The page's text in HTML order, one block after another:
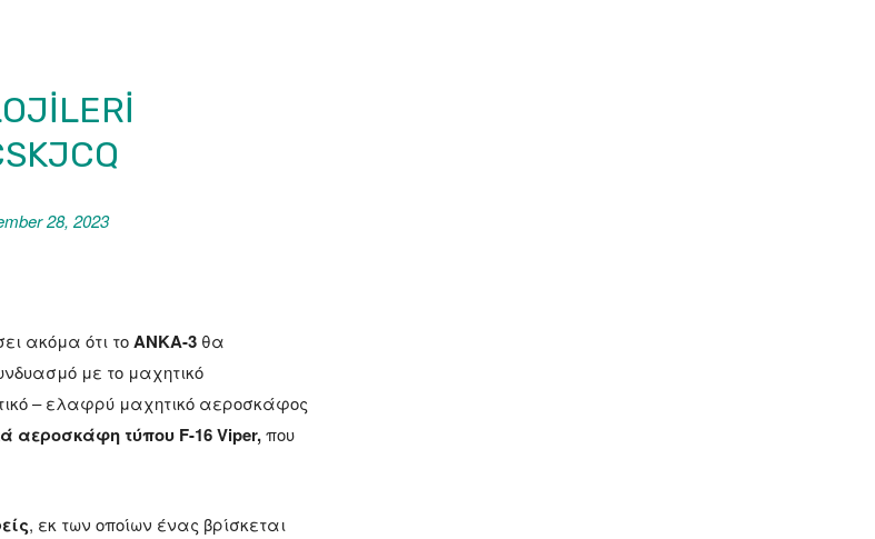
28, 2023
ακόμα ότι τοANKA-3 θα
με το μαχητικό
– ελαφρύ μαχητικό αεροσκάφος
αεροσκάφη τύπου F-16 Viper,που
, εκ των οποίων ένας βρίσκεται